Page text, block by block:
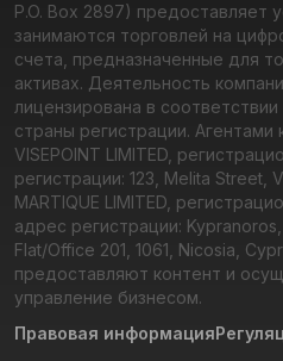
P.O. Box 2897) предоставляет
занимаются торговлей на
счета, предназначенные для
активах. Деятельность
лицензирована в
страны регистрации. Агентами
VISEPOINT LIMITED,
регистрации: 123, Melita Street,
MARTIQUE LIMITED,
адрес регистрации: Kypranoros,
Flat/Office 201, 1061, Nicosia,
предоставляют контент и
управление бизнесом.
Правовая информация